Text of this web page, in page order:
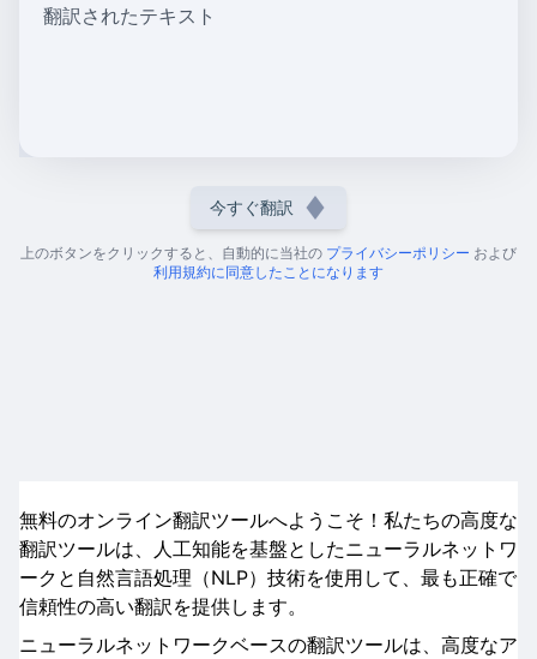
翻訳されたテキスト
今すぐ翻訳
上のボタンをクリックすると、自動的に当社の プライバシーポリシー および
利用規約に同意したことになります
無料のオンライン翻訳ツールへようこそ！私たちの高度な
翻訳ツールは、人工知能を基盤としたニューラルネットワ
ークと自然言語処理（NLP）技術を使用して、最も正確で
信頼性の高い翻訳を提供します。
ニューラルネットワークベースの翻訳ツールは、高度なア